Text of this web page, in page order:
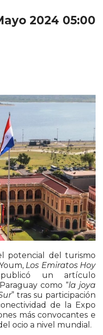
2024 05:00
potencial del turismo
Los Emiratos Hoy
un artículo
como “la joya
” tras su participación
de la Expo
más convocantes e
ocio a nivel mundial.